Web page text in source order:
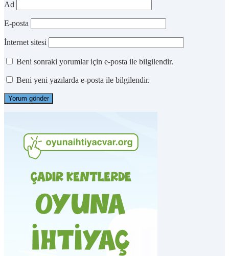
Ad
E-posta
İnternet sitesi
Beni sonraki yorumlar için e-posta ile bilgilendir.
Beni yeni yazılarda e-posta ile bilgilendir.